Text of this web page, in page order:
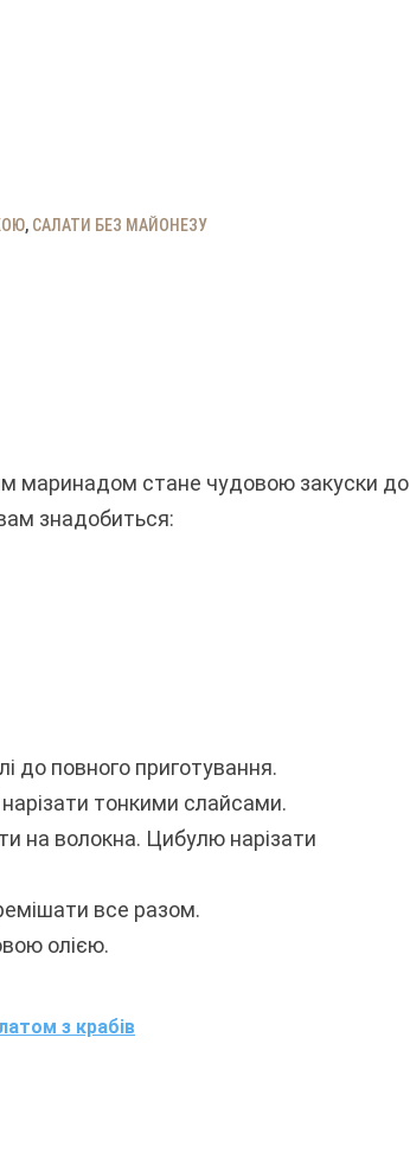
, САЛАТИ БЕЗ МАЙОНЕЗУ
маринадом стане чудовою закуски до
знадобиться:
до повного приготування.
тонкими слайсами.
на волокна. Цибулю нарізати
все разом.
олією.
з крабів